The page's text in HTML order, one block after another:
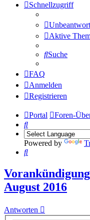
Schnellzugriff
Aktive
Suche
FAQ
Anmelden
Registrieren
Portal Foren-
Suche
Powered by
Suche
August 2016
Antworten